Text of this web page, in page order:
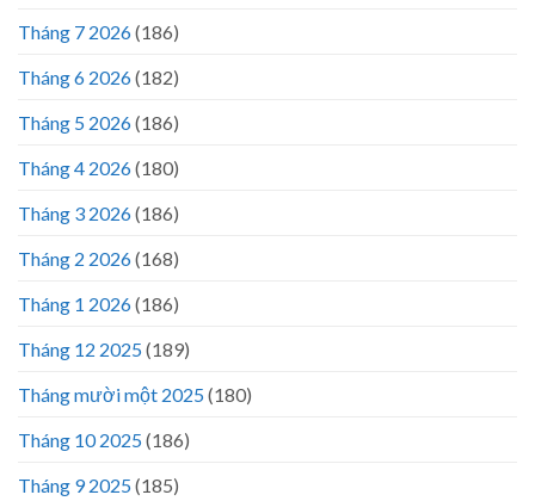
Tháng 7 2026(186)
Tháng 6 2026(182)
Tháng 5 2026(186)
Tháng 4 2026(180)
Tháng 3 2026(186)
Tháng 2 2026(168)
Tháng 1 2026(186)
Tháng 12 2025(189)
Tháng mười một 2025(180)
Tháng 10 2025(186)
Tháng 9 2025(185)